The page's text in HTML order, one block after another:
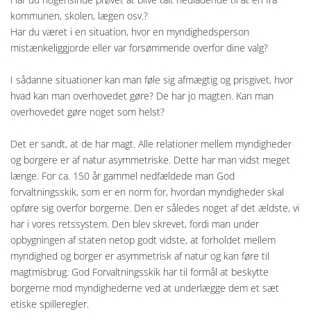
kommunen, skolen, lægen osv.?
Har du været i en situation, hvor en myndighedsperson
mistænkeliggjorde eller var forsømmende overfor dine valg?
I sådanne situationer kan man føle sig afmægtig og prisgivet, hvor
hvad kan man overhovedet gøre? De har jo magten. Kan man
overhovedet gøre noget som helst?
Det er sandt, at de har magt. Alle relationer mellem myndigheder
og borgere er af natur asymmetriske. Dette har man vidst meget
længe. For ca. 150 år gammel nedfældede man God
forvaltningsskik, som er en norm for, hvordan myndigheder skal
opføre sig overfor borgerne. Den er således noget af det ældste, vi
har i vores retssystem. Den blev skrevet, fordi man under
opbygningen af staten netop godt vidste, at forholdet mellem
myndighed og borger er asymmetrisk af natur og kan føre til
magtmisbrug. God Forvaltningsskik har til formål at beskytte
borgerne mod myndighederne ved at underlægge dem et sæt
etiske spilleregler.